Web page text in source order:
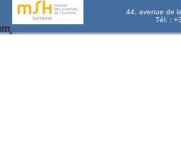
44, avenue de
Tél. :